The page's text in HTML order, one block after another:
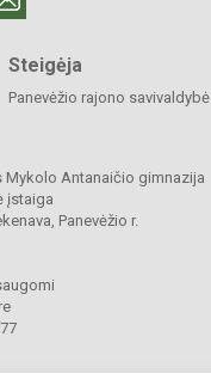
Steigėja
Panevėžio rajono savivaldybė
Mykolo Antanaičio gimnazija
įstaiga
Panevėžio r.